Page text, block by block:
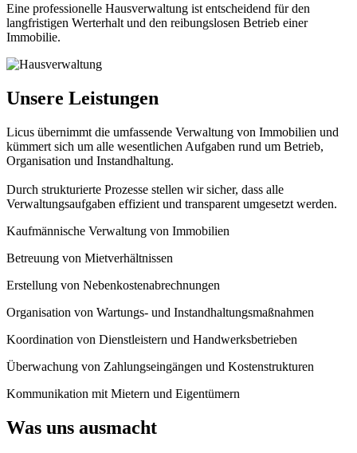
Eine professionelle Hausverwaltung ist entscheidend für den
langfristigen Werterhalt und den reibungslosen Betrieb einer
Immobilie.
Unsere Leistungen
Licus übernimmt die umfassende Verwaltung von Immobilien und
kümmert sich um alle wesentlichen Aufgaben rund um Betrieb,
Organisation und Instandhaltung.
Durch strukturierte Prozesse stellen wir sicher, dass alle
Verwaltungsaufgaben effizient und transparent umgesetzt werden.
Kaufmännische Verwaltung von Immobilien
Betreuung von Mietverhältnissen
Erstellung von Nebenkostenabrechnungen
Organisation von Wartungs- und Instandhaltungsmaßnahmen
Koordination von Dienstleistern und Handwerksbetrieben
Überwachung von Zahlungseingängen und Kostenstrukturen
Kommunikation mit Mietern und Eigentümern
Was uns ausmacht